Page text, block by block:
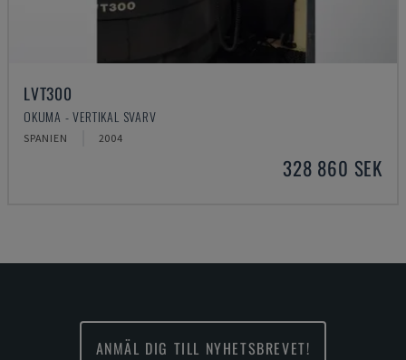
LVT300
OKUMA - VERTIKAL SVARV
SPANIEN 2004
328 860 SEK
ANMÄL DIG TILL NYHETSBREVET!